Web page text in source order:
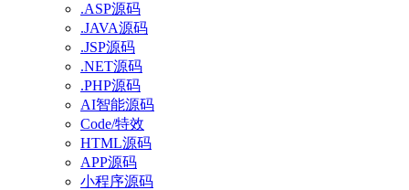
.ASP源码
.JAVA源码
.JSP源码
.NET源码
.PHP源码
AI智能源码
Code/特效
HTML源码
APP源码
小程序源码